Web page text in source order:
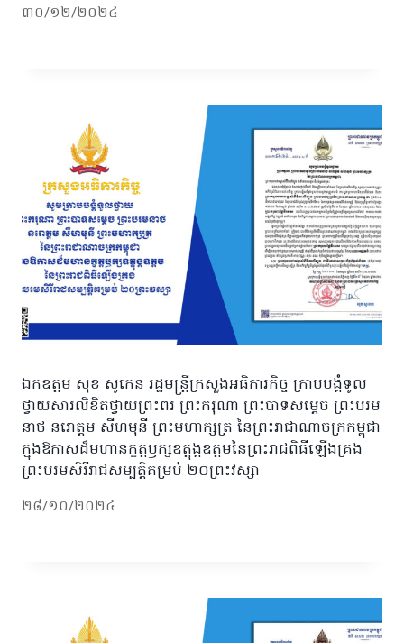
៣០/១២/២០២៤
ឯកឧត្តម សុខ សូកេន រដ្ឋមន្ត្រីក្រសួងអធិការកិច្ច ក្រាបបង្គំទូល
ថ្វាយសារលិខិតថ្វាយព្រះពរ ព្រះករុណា ​ព្រះបាទសម្តេច ​ព្រះបរម​
នាថ នរោត្តម សីហមុនី ព្រះមហាក្សត្រ នៃព្រះរាជាណាចក្រកម្ពុជា
ក្នុងឱកាសដ៏មហានក្ខត្តឫក្សឧត្តុង្គឧត្តមនៃព្រះរាជពិធីឡើងគ្រង
ព្រះបរមសិរីរាជសម្បត្តិគម្រប់ ២០ព្រះវស្សា
២៨/១០/២០២៤